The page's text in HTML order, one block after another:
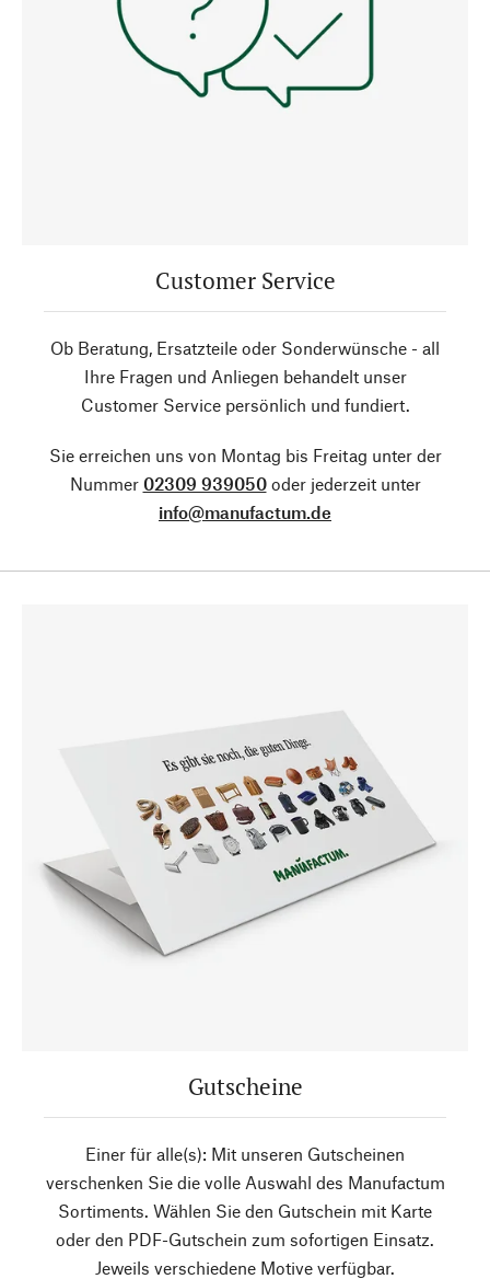
Customer Service
Ob Beratung, Ersatzteile oder Sonderwünsche - all
Ihre Fragen und Anliegen behandelt unser
Customer Service persönlich und fundiert.
Sie erreichen uns von Montag bis Freitag unter der
Nummer 02309 939050oder jederzeit unter
info@manufactum.de
Gutscheine
Einer für alle(s): Mit unseren Gutscheinen
verschenken Sie die volle Auswahl des Manufactum
Sortiments. Wählen Sie den Gutschein mit Karte
oder den PDF-Gutschein zum sofortigen Einsatz.
Jeweils verschiedene Motive verfügbar.